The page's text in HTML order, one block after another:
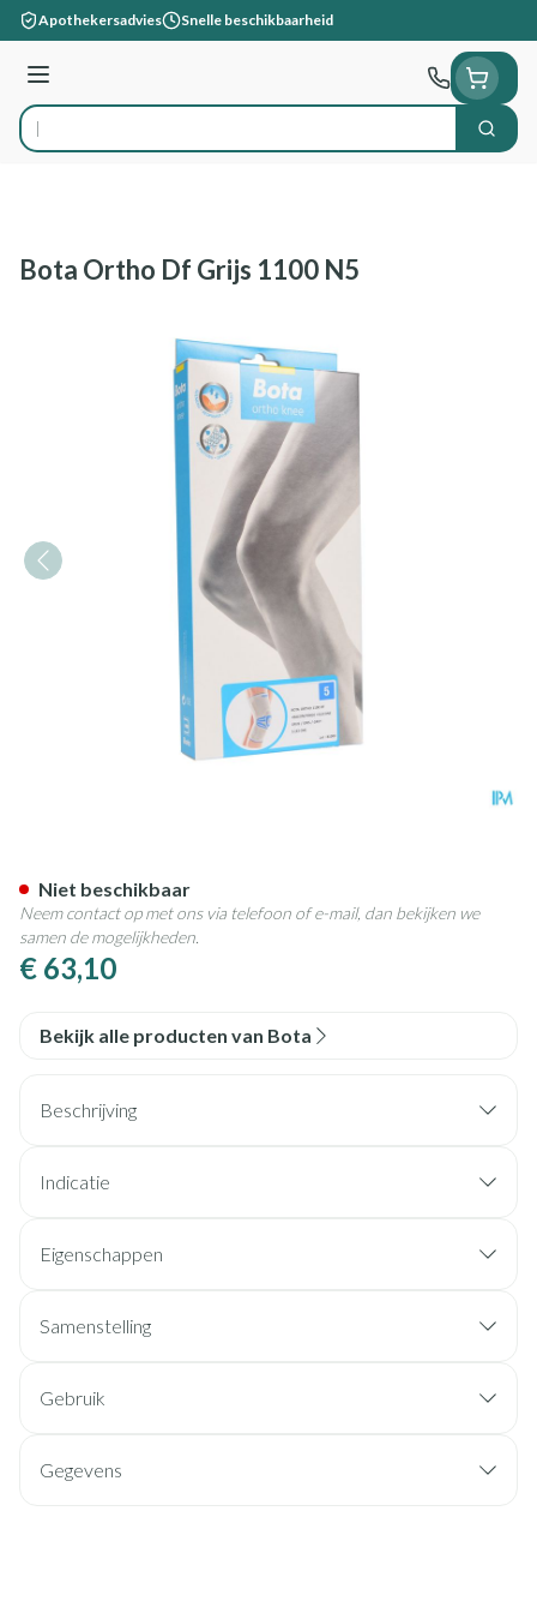
Ga naar de inhoud
Apothekersadvies Snelle beschikbaarheid
Menu
Product, merk, categorie... Zoek
Bota Ortho Df Grijs 1100 N5
€ 63,10
Niet beschikbaar
Neem contact op met ons via telefoon of e-mail, dan bekijken we
samen de mogelijkheden.
Bekijk alle producten van Bota
Beschrijving
Indicatie
Eigenschappen
Samenstelling
Gebruik
Gegevens